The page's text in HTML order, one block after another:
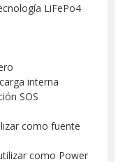
LiFePo4
interna
SOS
como fuente
como Power